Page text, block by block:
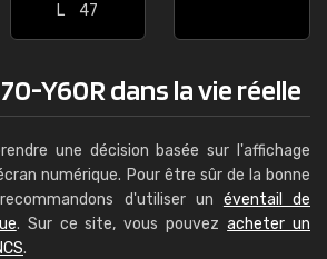
L
47
Y60R dans la vie réelle
une décision basée sur l'affichage
numérique. Pour être sûr de la bonne
d'utiliser un éventail de
. Sur ce site, vous pouvezacheter un
.